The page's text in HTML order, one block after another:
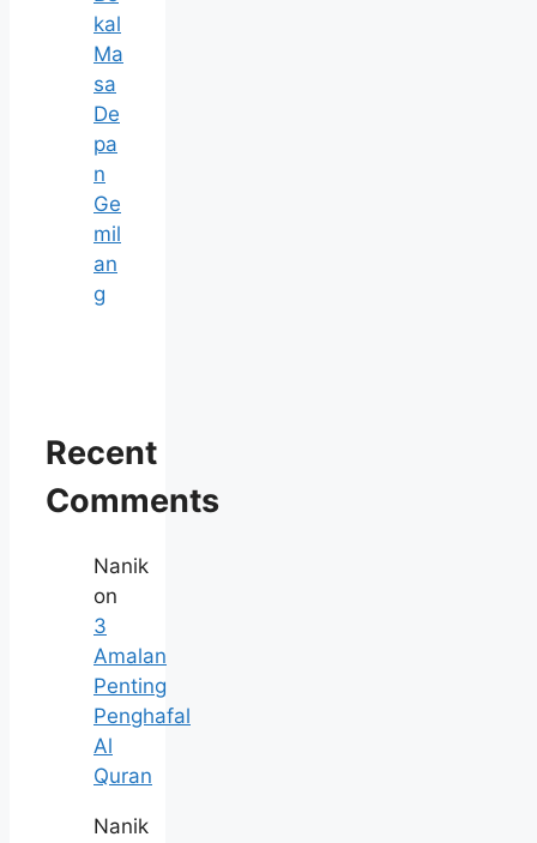
kal
Ma
sa
De
pa
n
Ge
mil
an
g
Recent
Comments
Nanik
on
3
Amalan
Penting
Penghafal
Al
Quran
Nanik